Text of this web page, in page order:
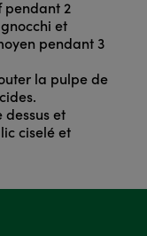
pendant 2
et
pendant 3
la pulpe de
dessus et
ciselé et